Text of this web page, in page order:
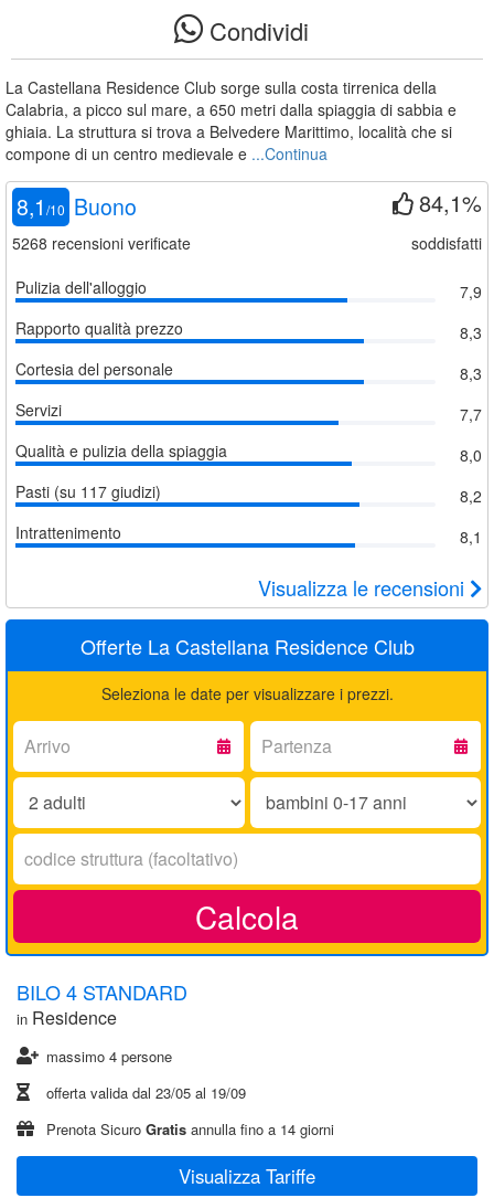
Condividi
La Castellana Residence Club sorge sulla costa tirrenica della
Calabria, a picco sul mare, a 650 metri dalla spiaggia di sabbia e
ghiaia. La struttura si trova a Belvedere Marittimo, località che si
compone di un centro medievale e ...Continua
8,1 /10 Buono
5268 recensioni verificate
84,1%
soddisfatti
Pulizia dell'alloggio
7,9
Rapporto qualità prezzo
8,3
Cortesia del personale
8,3
Servizi
7,7
Qualità e pulizia della spiaggia
8,0
Pasti (su 117 giudizi)
8,2
Intrattenimento
8,1
Visualizza le recensioni
Offerte La Castellana Residence Club
Seleziona le date per visualizzare i prezzi.
Arrivo:
Partenza:
Adulti:
Bambini
17
Codice
struttura:
Calcola
BILO 4 STANDARD
in Residence
massimo 4 persone
offerta valida dal 23/05 al 19/09
Prenota Sicuro Gratis annulla fino a 14 giorni
Visualizza Tariffe